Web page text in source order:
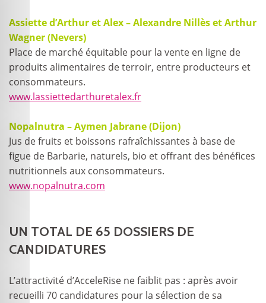
Assiette d’Arthur et Alex – Alexandre Nillès et Arthur
Wagner (Nevers)
Place de marché équitable pour la vente en ligne de
produits alimentaires de terroir, entre producteurs et
consommateurs.
www.lassiettedarthuretalex.fr
Nopalnutra – Aymen Jabrane (Dijon)
Jus de fruits et boissons rafraîchissantes à base de
figue de Barbarie, naturels, bio et offrant des bénéfices
nutritionnels aux consommateurs.
www.nopalnutra.com
UN TOTAL DE 65 DOSSIERS DE
CANDIDATURES
L’attractivité d’AcceleRise ne faiblit pas : après avoir
recueilli 70 candidatures pour la sélection de sa